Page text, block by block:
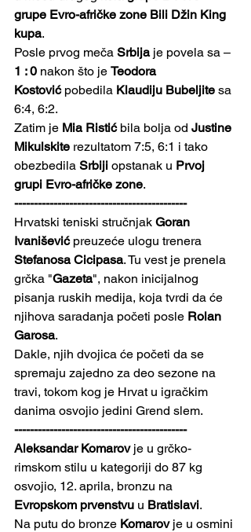
grupe Evro-afričke zone Bili Džin King
kupa.
Posle prvog meča Srbija je povela sa –
1 : 0 nakon što je Teodora
Kostović pobedila Klaudiju Bubeljite sa
6:4, 6:2.
Zatim je Mia Ristić bila bolja od Justine
Mikulskite rezultatom 7:5, 6:1 i tako
obezbedila Srbiji opstanak u Prvoj
grupi Evro-afričke zone.
--------------------------------------------
Hrvatski teniski stručnjak Goran
Ivanišević preuzeće ulogu trenera
Stefanosa Cicipasa.Tu vest je prenela
grčka "Gazeta", nakon inicijalnog
pisanja ruskih medija, koja tvrdi da će
njihova saradanja početi posle Rolan
Garosa.
Dakle, njih dvojica će početi da se
spremaju zajedno za deo sezone na
travi, tokom kog je Hrvat u igračkim
danima osvojio jedini Grend slem.
--------------------------------------------
Aleksandar Komarov je u grčko-
rimskom stilu u kategoriji do 87 kg
osvojio, 12. aprila, bronzu na
Evropskom prvenstvu u Bratislavi.
Na putu do bronze Komarov je u osmini